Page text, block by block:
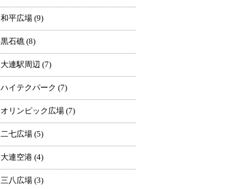
和平広場 (9)
黒石礁 (8)
大連駅周辺 (7)
ハイテクパーク (7)
オリンピック広場 (7)
二七広場 (5)
大連空港 (4)
三八広場 (3)